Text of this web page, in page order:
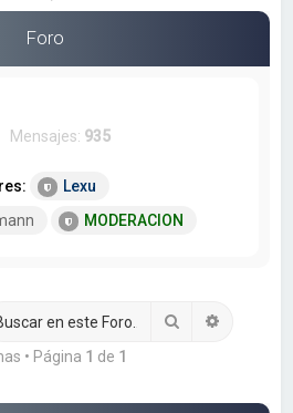
r
Foro
Mensajes: 935
Lexu
MODERACION
Buscar
• Página 1 de 1